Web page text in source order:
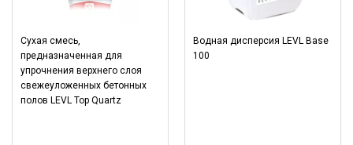
Cухая смесь,
предназначенная для
упрочнения верхнего слоя
свежеуложенных бетонных
полов LEVL Top Quartz
Водная дисперсия LEVL Base
100